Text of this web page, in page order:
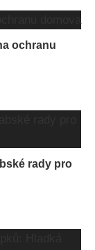
ochranu
rady pro